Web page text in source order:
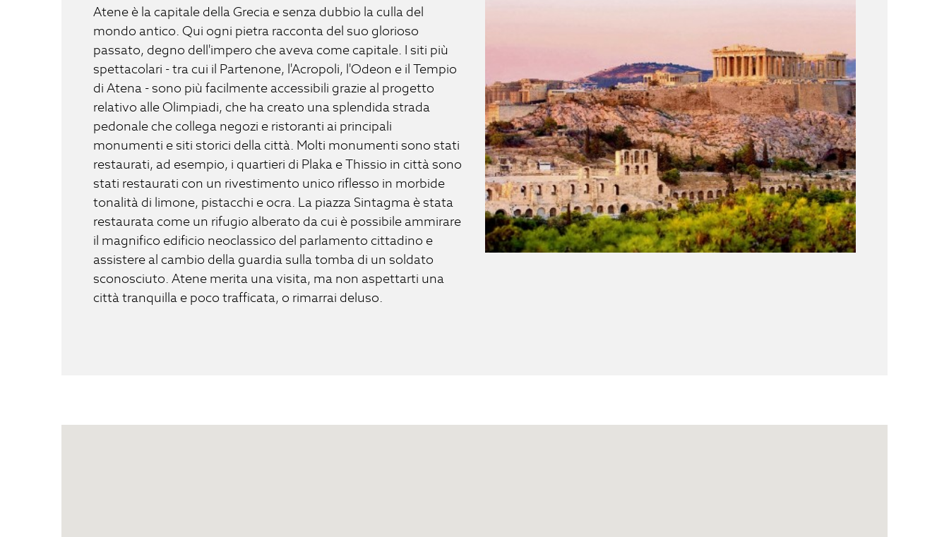
Atene è la capitale della Grecia e senza dubbio la culla del
mondo antico. Qui ogni pietra racconta del suo glorioso
passato, degno dell'impero che aveva come capitale. I siti più
spettacolari - tra cui il Partenone, l'Acropoli, l'Odeon e il Tempio
di Atena - sono più facilmente accessibili grazie al progetto
relativo alle Olimpiadi, che ha creato una splendida strada
pedonale che collega negozi e ristoranti ai principali
monumenti e siti storici della città. Molti monumenti sono stati
restaurati, ad esempio, i quartieri di Plaka e Thissio in città sono
stati restaurati con un rivestimento unico riflesso in morbide
tonalità di limone, pistacchi e ocra. La piazza Sintagma è stata
restaurata come un rifugio alberato da cui è possibile ammirare
il magnifico edificio neoclassico del parlamento cittadino e
assistere al cambio della guardia sulla tomba di un soldato
sconosciuto. Atene merita una visita, ma non aspettarti una
città tranquilla e poco trafficata, o rimarrai deluso.